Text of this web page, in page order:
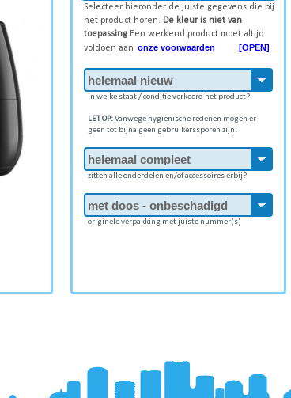
Selecteer hieronder de juiste gegevens die bij
het product horen. De kleur is niet van
toepassing Een werkend product moet altijd
voldoen aan onze voorwaarden [OPEN]
in welke staat / conditie verkeerd het product?
LET OP:Vanwege hygiënische redenen mogen er
geen tot bijna geen gebruikerssporen zijn!
zitten alle onderdelen en/of accessoires erbij?
originele verpakking met juiste nummer(s)